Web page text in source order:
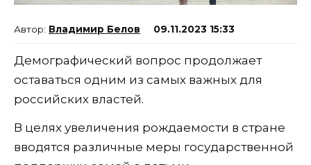
Владимир Белов 09.11.2023 15:33
Демографический вопрос продолжает
оставаться одним из самых важных для
российских властей.
В целях увеличения рождаемости в стране
вводятся различные меры государственной